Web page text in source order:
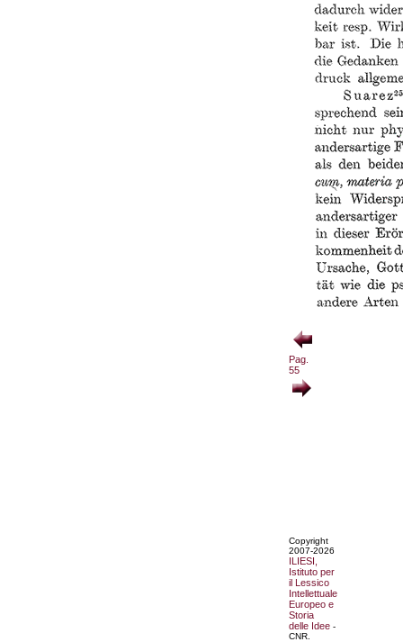
Pag.
55
Copyright
2007-2026
ILIESI,
Istituto per
il Lessico
Intellettuale
Europeo e
Storia
delle Idee -
CNR.